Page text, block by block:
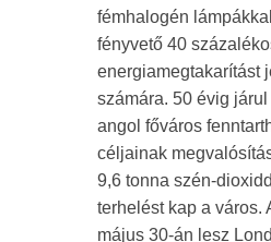
fémhalogén
fényvető 40
energiamegtakarítást
számára. 50 évig
angol főváros
céljainak
9,6 tonna szén-
terhelést kap a város.
május 30-án lesz